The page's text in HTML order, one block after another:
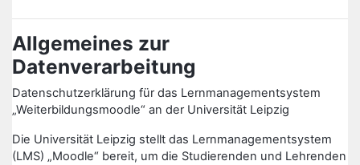
Allgemeines zur
Datenverarbeitung
Datenschutzerklärung für das Lernmanagementsystem
„Weiterbildungsmoodle“ an der Universität Leipzig
Die Universität Leipzig stellt das Lernmanagementsystem
(LMS) „Moodle“ bereit, um die Studierenden und Lehrenden